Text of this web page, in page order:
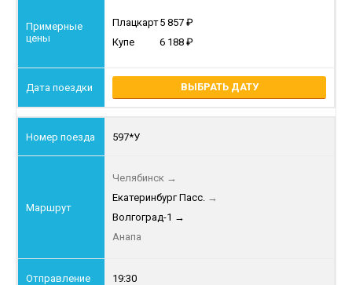
Плацкарт5 857
Купе
6 188
ВЫБРАТЬ ДАТУ
597*У
Челябинск →
Екатеринбург Пасс. →
Волгоград-1 →
Анапа
19:30